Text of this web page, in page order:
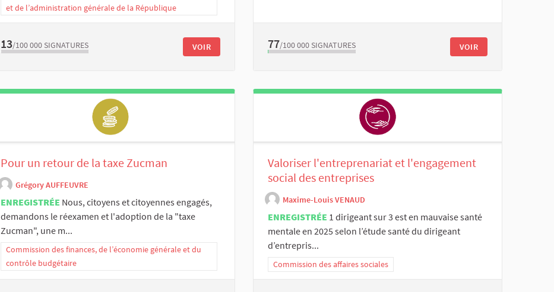
et de l’administration générale de la République
13/100 000 SIGNATURES VOIR 77/100 000 SIGNATURES VOIR
Pour un retour de la taxe Zucman
Grégory AUFFEUVRE
ENREGISTRÉE Nous, citoyens et citoyennes engagés,
demandons le réexamen et l'adoption de la "taxe
Zucman", une m...
Commission des finances, de l’économie générale et du
contrôle budgétaire
Valoriser l'entreprenariat et l'engagement
social des entreprises
Maxime-Louis VENAUD
ENREGISTRÉE 1 dirigeant sur 3 est en mauvaise santé
mentale en 2025 selon l’étude santé du dirigeant
d’entrepris...
Commission des affaires sociales